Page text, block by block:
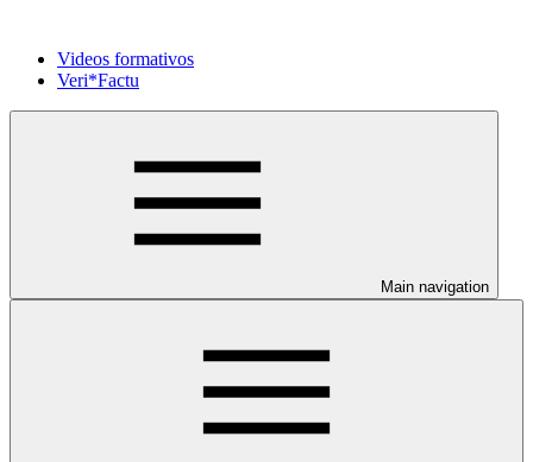
Videos formativos
Veri*Factu
Main navigation